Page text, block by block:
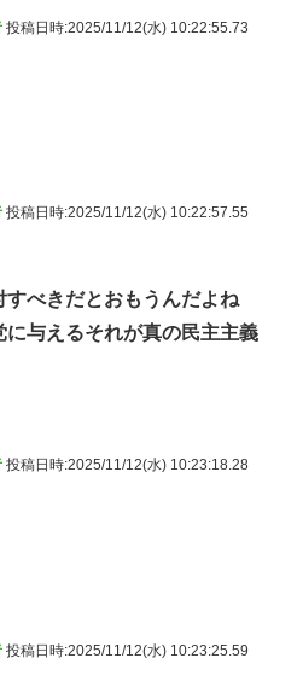
投稿日時:2025/11/12(水) 10:22:55.73
投稿日時:2025/11/12(水) 10:22:57.55
べきだとおもうんだよね
に与えるそれが真の民主主義
投稿日時:2025/11/12(水) 10:23:18.28
投稿日時:2025/11/12(水) 10:23:25.59